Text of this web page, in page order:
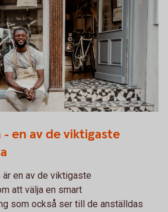
en av de viktigaste
är en av de viktigaste
att välja en smart
som också ser till de anställdas